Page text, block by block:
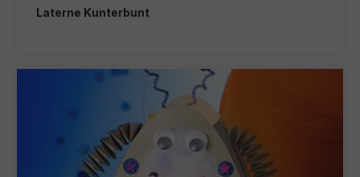
Laterne Kunterbunt